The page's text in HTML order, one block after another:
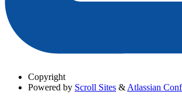
Copyright
Powered by Scroll Sites & Atlassian